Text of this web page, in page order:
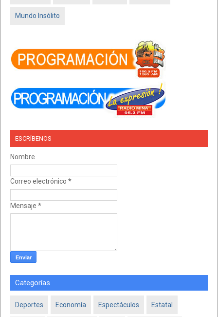
Mundo Insólito
ESCRÍBENOS
Nombre
Correo electrónico *
Mensaje *
Categorías
Deportes Economía Espectáculos Estatal